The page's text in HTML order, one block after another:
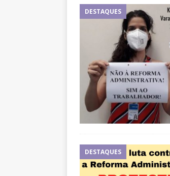
DESTAQUES
DESTAQUES